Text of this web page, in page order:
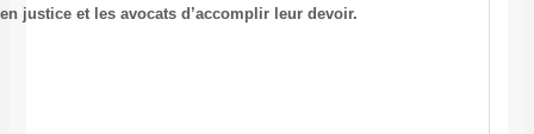
prive les citoyens de leur droit d’ester en justice et les avocats